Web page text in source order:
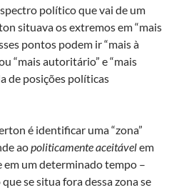
político que vai de um
situava os extremos em “mais
pontos podem ir “mais à
“mais autoritário” e “mais
de posições políticas
é identificar uma “zona”
aopoliticamente aceitávelem
em um determinado tempo –
que se situa fora dessa zona se